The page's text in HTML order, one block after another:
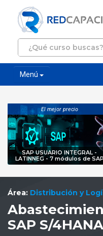
Menú
El mejor precio
SAP USUARIO INTEGRAL -
LATINNEG - 7 módulos de SAP
Área: Distribución y
SAP S/